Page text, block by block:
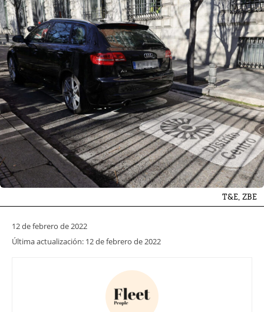
T&E, ZBE
12 de febrero de 2022
Última actualización: 12 de febrero de 2022